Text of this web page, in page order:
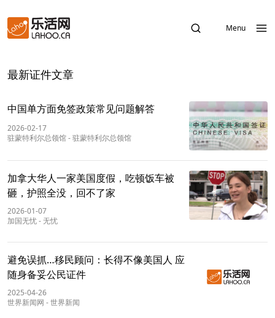
Menu
最新证件文章
中国单方面免签政策常见问题解答
2026-02-17
驻蒙特利尔总领馆-驻蒙特利尔总领馆
加拿大华人一家美国度假，吃顿饭车被
砸，护照全没，回不了家
2026-01-07
加国无忧-无忧
避免误抓…移民顾问：长得不像美国人 应
随身备妥公民证件
2025-04-26
世界新闻网 -世界新闻